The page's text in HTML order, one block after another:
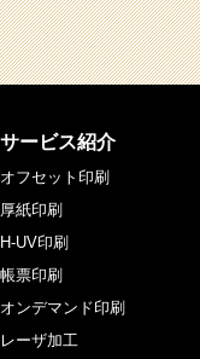
サービス紹介
オフセット印刷
厚紙印刷
H-UV印刷
帳票印刷
オンデマンド印刷
レーザ加工